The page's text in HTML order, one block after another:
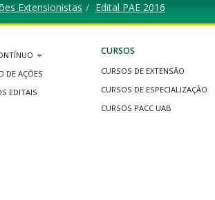
Extensionistas Edital PAE 2016
DE AÇÕES
EDITAIS
CURSOS
CURSOS DE EXTENSÃO
CURSOS DE ESPECIALIZAÇÃO
CURSOS PACC UAB